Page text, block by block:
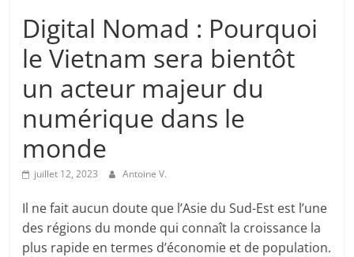
Digital Nomad : Pourquoi
le Vietnam sera bientôt
un acteur majeur du
numérique dans le
monde
juillet 12, 2023 Antoine V.
Il ne fait aucun doute que l’Asie du Sud-Est est l’une
des régions du monde qui connaît la croissance la
plus rapide en termes d’économie et de population.